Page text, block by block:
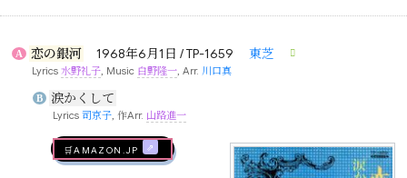
A 恋の銀河 1968年6月1日 / TP-1659 東芝
Lyrics水野礼子 , Music 白野隆一 , Arr. 川口真
B 涙かくして
Lyrics 司京子, 作Arr. 山路進一
🛒AMAZON.jp